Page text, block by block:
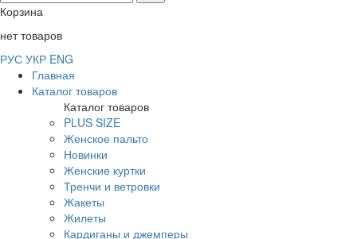
Корзина
нет товаров
РУС УКР ENG
Главная
Каталог товаров
Каталог товаров
PLUS SIZE
Женское пальто
Новинки
Женские куртки
Тренчи и ветровки
Жакеты
Жилеты
Кардиганы и джемперы